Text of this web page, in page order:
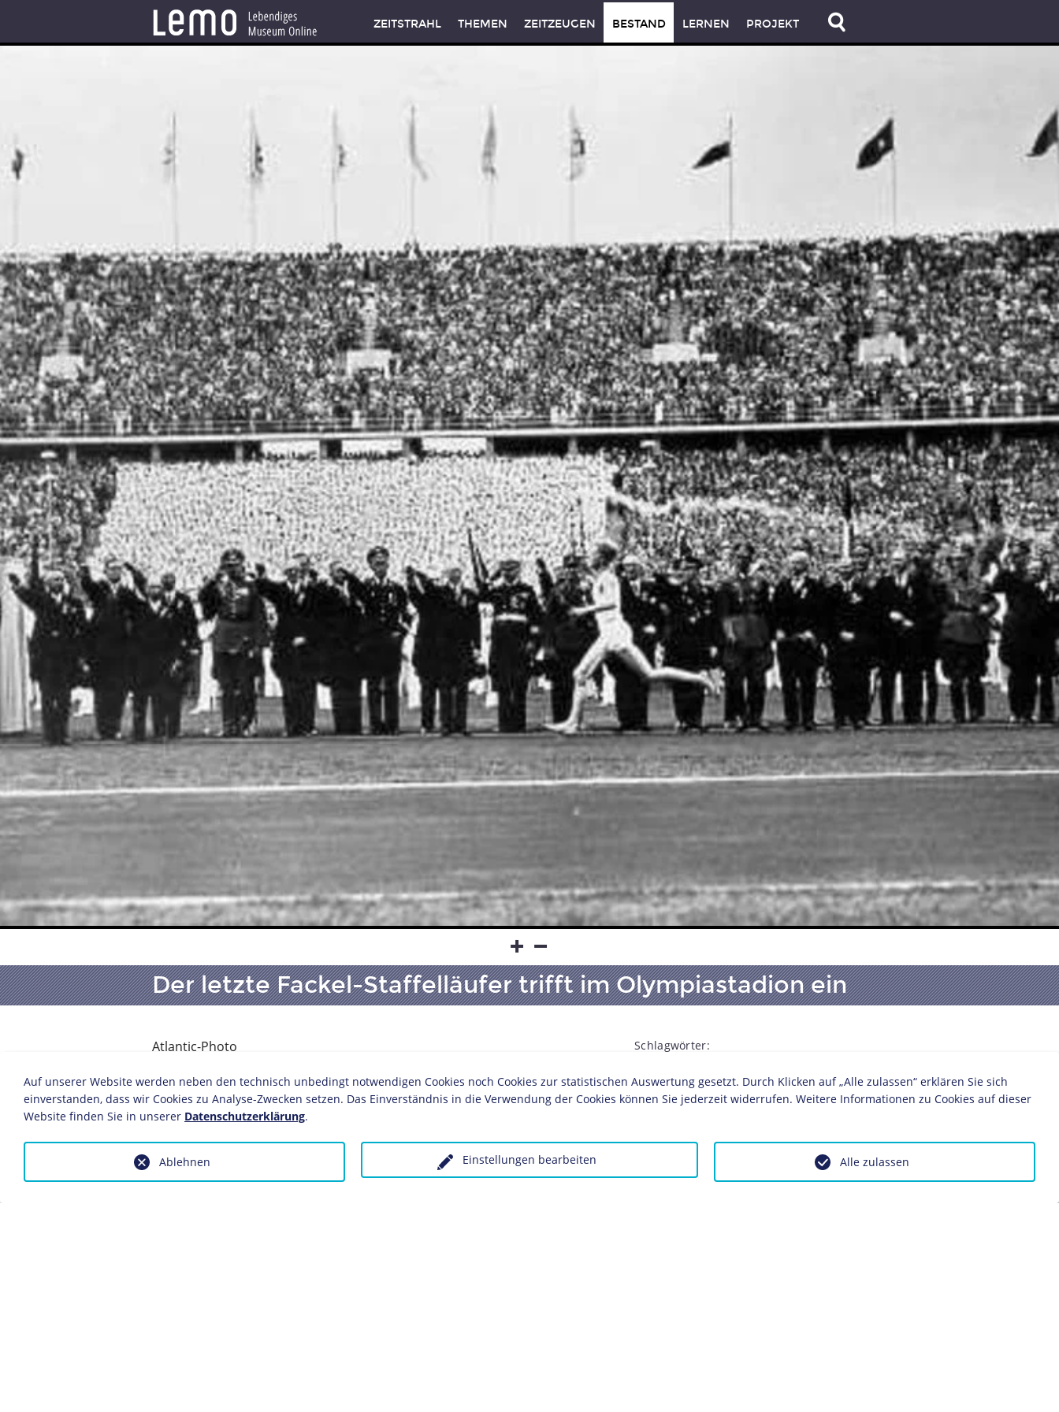
ZEITSTRAHL THEMEN ZEITZEUGEN BESTAND LERNEN PROJEKT
Der letzte Fackel-Staffelläufer trifft im Olympiastadion ein
Atlantic-Photo
Deutsches Reich, Berlin, 1. August 1936
Postkarte
9,2 x 14,1 cm
Bildnachweis: Deutsches Historisches Museum, Berlin
Inv.-Nr.: PK 94/196.1
Schlagwörter:
Olympische
Spiele Stadion Olympiastadion Propaganda
Auf unserer Website werden neben den technisch unbedingt notwendigen Cookies noch Cookies zur statistischen Auswertung gesetzt. Durch Klicken auf „Alle zulassen“ erklären Sie sich
einverstanden, dass wir Cookies zu Analyse-Zwecken setzen. Das Einverständnis in die Verwendung der Cookies können Sie jederzeit widerrufen. Weitere Informationen zu Cookies auf dieser
Website finden Sie in unserer Datenschutzerklärung.
Einstellungen bearbeiten
Ablehnen Alle zulassen